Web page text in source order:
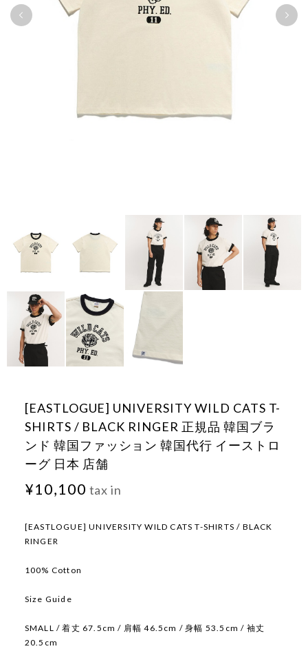
[EASTLOGUE] UNIVERSITY WILD CATS T-
SHIRTS / BLACK RINGER 正規品 韓国ブラ
ンド 韓国ファッション 韓国代行 イーストロ
ーグ 日本 店舗
¥10,100 tax in
[EASTLOGUE] UNIVERSITY WILD CATS T-SHIRTS / BLACK
RINGER
100% Cotton
Size Guide
SMALL / 着丈 67.5cm / 肩幅 46.5cm / 身幅 53.5cm / 袖丈
20.5cm